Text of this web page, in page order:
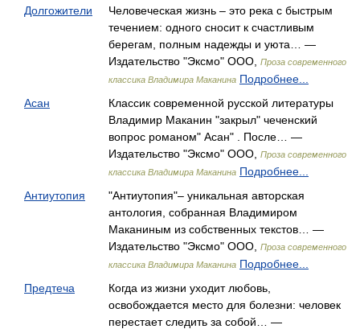
Долгожители
Человеческая жизнь – это река с быстрым
течением: одного сносит к счастливым
берегам, полным надежды и уюта… —
Издательство "Эксмо" ООО,
Проза современного
классика Владимира Маканина Подробнее...
Асан
Классик современной русской литературы
Владимир Маканин "закрыл" чеченский
вопрос романом" Асан" . После… —
Издательство "Эксмо" ООО,
Проза современного
классика Владимира Маканина Подробнее...
Антиутопия
"Антиутопия"– уникальная авторская
антология, собранная Владимиром
Маканиным из собственных текстов… —
Издательство "Эксмо" ООО,
Проза современного
классика Владимира Маканина Подробнее...
Предтеча
Когда из жизни уходит любовь,
освобождается место для болезни: человек
перестает следить за собой… —